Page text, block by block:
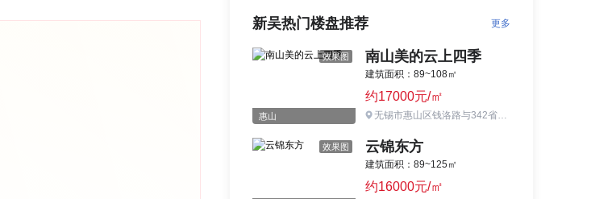
新吴热门楼盘推荐 更多
效果图
惠山
南山美的云上四季
建筑面积：89~108㎡
约17000元/㎡
无锡市惠山区钱洛路与342省道交汇处
效果图 云锦东方
建筑面积：89~125㎡
约16000元/㎡